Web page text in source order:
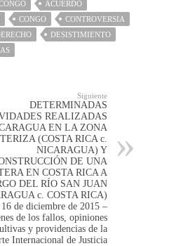
ACUERDO
CONGO
CONTROVERSIA
DESISTIMIENTO
Siguiente
DETERMINADAS
REALIZADAS
EN LA ZONA
(COSTA RICA c.
NICARAGUA) Y
DE UNA
EN COSTA RICA A
DEL RÍO SAN JUAN
c. COSTA RICA)
de diciembre de 2015 –
de los fallos, opiniones
y providencias de la
Internacional de Justicia